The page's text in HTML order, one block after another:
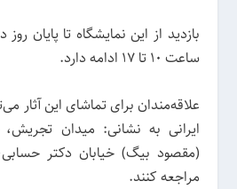
ساعت 10 تا 17 ادامه دارد.
علاقه‌مندان برای تماشای این آثار
ایرانی به نشانی: میدان
(مقصود بیگ) خیابان دکتر
مراجعه کنند.